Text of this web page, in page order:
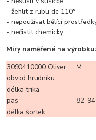
- žehlit z rubu do 110°
- nepoužívat bělící
- nečistit chemicky
Míry naměřené na výrobku:
3090410000 Oliver
M
obvod hrudníku
délka trika
pas
82-94
délka šortek